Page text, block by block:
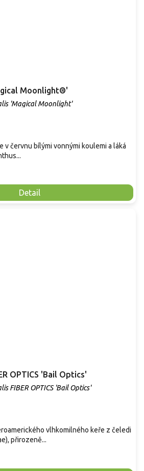
Moonlight®'
'Magical Moonlight'
Detail
v červnu bílými vonnými koulemi a láká
OPTICS 'Bail Optics'
FIBER OPTICS 'Bail Optics'
vlhkomilného keře z čeledi
přirozeně...